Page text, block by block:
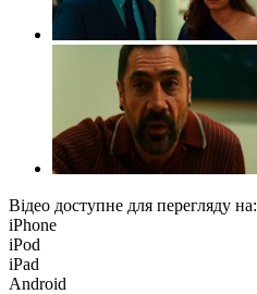
Відео доступне для перегляду на:
iPhone
iPod
iPad
Android